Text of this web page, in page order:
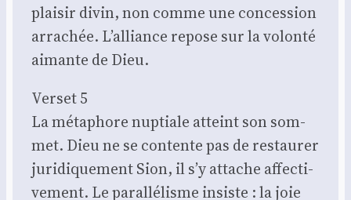
plai­sir divin, non comme une conces­sion
arra­chée. L’alliance repose sur la volon­té
aimante de Dieu.
Ver­set 5
La méta­phore nup­tiale atteint son som­
met. Dieu ne se contente pas de res­tau­rer
juri­di­que­ment Sion, il s’y attache affec­ti­
ve­ment. Le paral­lé­lisme insiste : la joie